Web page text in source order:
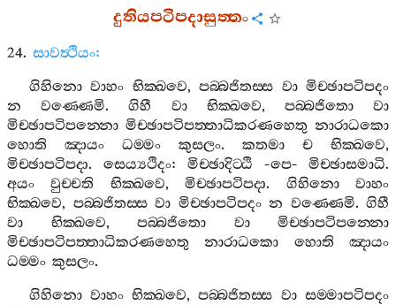
දුතියපටිපදාසුත‍්තං
24. සාවත්‍ථියං:
ගිහිනො වාහං භික‍්ඛවෙ,පබ‍්බජිතස‍්ස වා මිච‍්ඡාපටිපදං
න
වණ‍්ණෙමි.ගිහී වා භික‍්ඛවෙ, පබ‍්බජිතො
වා
මිච‍්ඡාපටිපන‍්නො මිච‍්ඡාපටිපත‍්තාධිකරණහෙතු නාරාධකො
හොති
ඤායං ධම‍්මං කුසලං. කතමා ච භික‍්ඛවෙ,
මිච‍්ඡාපටිපදා. සෙය්‍යථිදං: මිච‍්ඡාදිට‍්ඨි -පෙ- මිච‍්ඡාසමාධි.
අයං
වුච‍්චති භික‍්ඛවෙ,මිච‍්ඡාපටිපදා. ගිහිනො
වාහං
භික‍්ඛවෙ, පබ‍්බජිතස‍්ස වා මිච‍්ඡාපටිපදං න වණ‍්ණෙමි. ගිහී
වා
භික‍්ඛවෙ, පබ‍්බජිතො වා
මිච‍්ඡාපටිපන‍්නො
මිච‍්ඡාපටිපත‍්තාධිකරණහෙතු
නාරාධකො හොති
ඤායං
ධම‍්මං කුසලං.
ගිහිනො වාහං භික‍්ඛවෙ,පබ‍්බජිතස‍්ස වා සම‍්මාපටිපදං